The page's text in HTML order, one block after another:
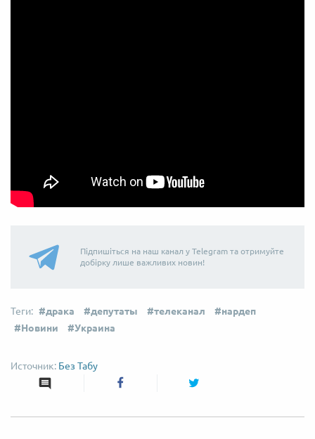
Підпишіться на наш канал у Telegram та отримуйте
добірку лише важливих новин!
драка депутаты телеканал
нардеп
Новини
Украина
Без Табу